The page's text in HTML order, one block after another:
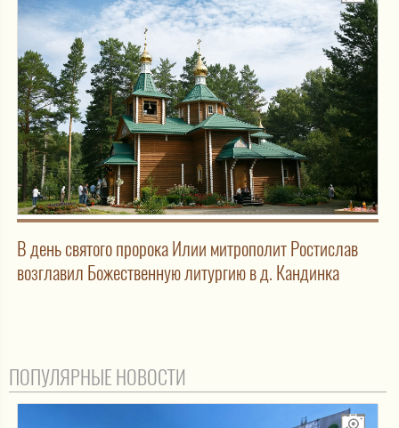
В день святого пророка Илии митрополит Ростислав
возглавил Божественную литургию в д. Кандинка
ПОПУЛЯРНЫЕ НОВОСТИ